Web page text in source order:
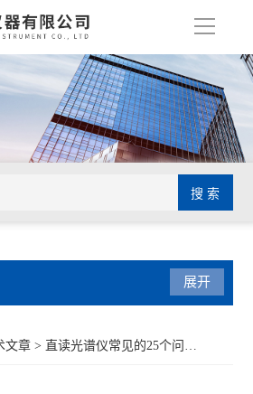
导
展开
文章 > 直读光谱仪常见的25个问题及解决方案